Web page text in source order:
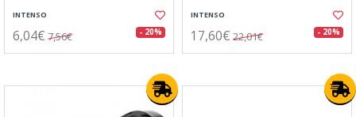
INTENSO
6,04€ 7,56€ - 20%
INTENSO
17,60€ 22,01€ - 20%